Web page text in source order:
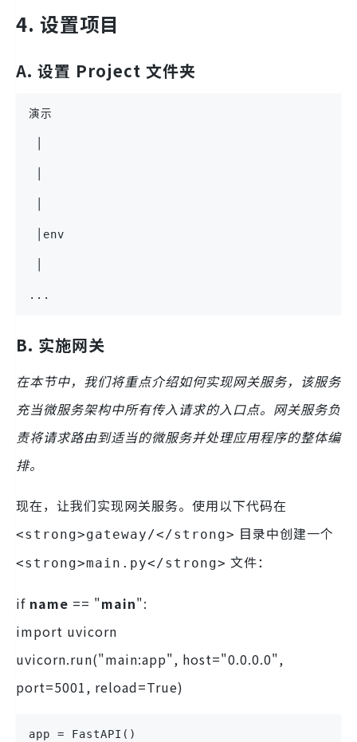
4. 设置项目
A. 设置 Project 文件夹
演示
│env
...
B. 实施网关
在本节中，我们将重点介绍如何实现网关服务，该服务
充当微服务架构中所有传入请求的入口点。网关服务负
责将请求路由到适当的微服务并处理应用程序的整体编
排。
现在，让我们实现网关服务。使用以下代码在
<strong>gateway/</strong> 目录中创建一个
<strong>main.py</strong> 文件：
if name == "main":
import uvicorn
uvicorn.run("main:app", host="0.0.0.0",
port=5001, reload=True)
app = FastAPI()